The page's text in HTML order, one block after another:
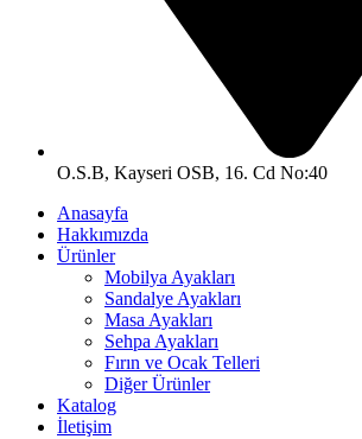
O.S.B, Kayseri OSB, 16. Cd No:40
Anasayfa
Hakkımızda
Ürünler
Mobilya Ayakları
Sandalye Ayakları
Masa Ayakları
Sehpa Ayakları
Fırın ve Ocak Telleri
Diğer Ürünler
Katalog
İletişim